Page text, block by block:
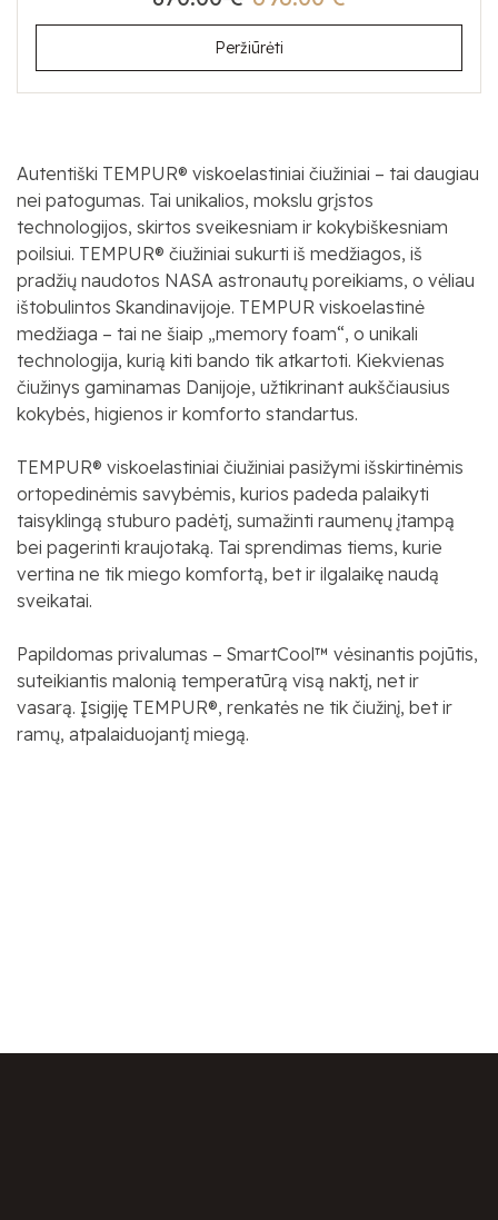
Peržiūrėti
Autentiški TEMPUR® viskoelastiniai čiužiniai – tai daugiau
nei patogumas. Tai unikalios, mokslu grįstos
technologijos, skirtos sveikesniam ir kokybiškesniam
poilsiui. TEMPUR® čiužiniai sukurti iš medžiagos, iš
pradžių naudotos NASA astronautų poreikiams, o vėliau
ištobulintos Skandinavijoje. TEMPUR viskoelastinė
medžiaga – tai ne šiaip „memory foam“, o unikali
technologija, kurią kiti bando tik atkartoti. Kiekvienas
čiužinys gaminamas Danijoje, užtikrinant aukščiausius
kokybės, higienos ir komforto standartus.
TEMPUR® viskoelastiniai čiužiniai pasižymi išskirtinėmis
ortopedinėmis savybėmis, kurios padeda palaikyti
taisyklingą stuburo padėtį, sumažinti raumenų įtampą
bei pagerinti kraujotaką. Tai sprendimas tiems, kurie
vertina ne tik miego komfortą, bet ir ilgalaikę naudą
sveikatai.
Papildomas privalumas – SmartCool™ vėsinantis pojūtis,
suteikiantis malonią temperatūrą visą naktį, net ir
vasarą. Įsigiję TEMPUR®, renkatės ne tik čiužinį, bet ir
ramų, atpalaiduojantį miegą.